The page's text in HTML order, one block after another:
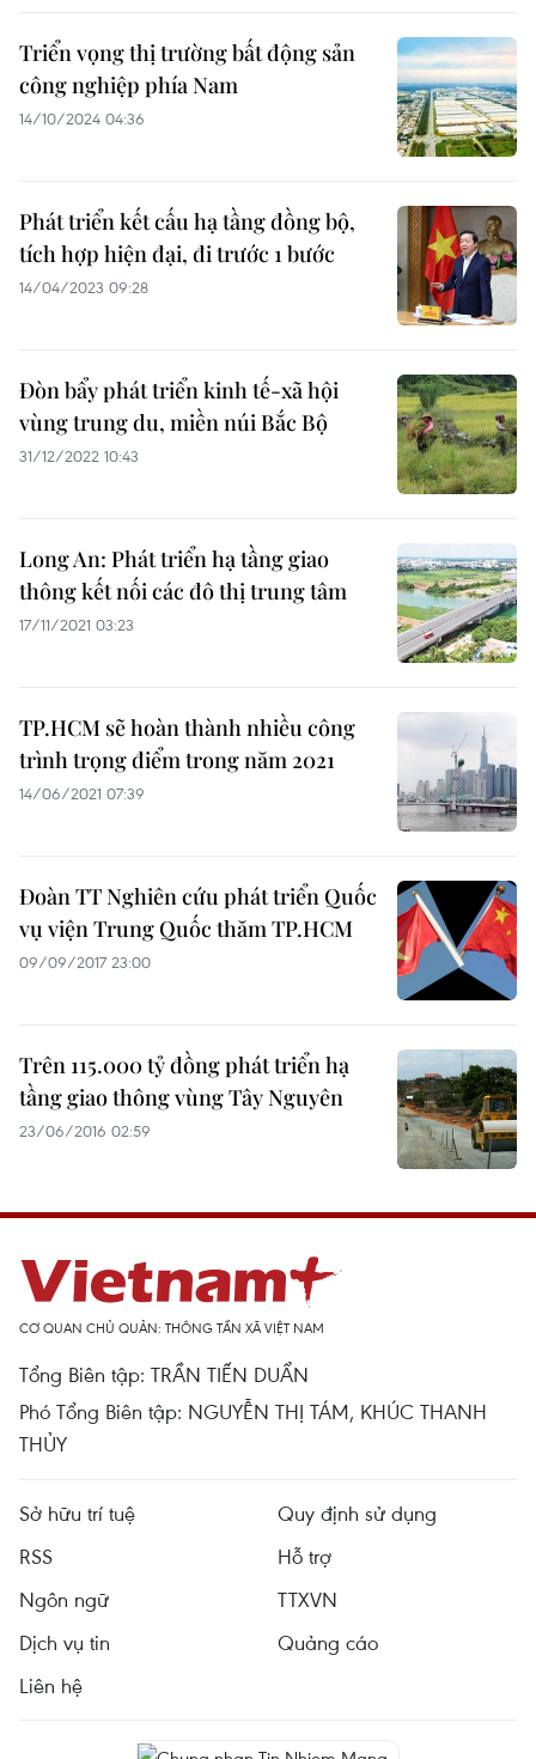
Triển vọng thị trường bất động sản
công nghiệp phía Nam
14/10/2024 04:36
Phát triển kết cấu hạ tầng đồng bộ,
tích hợp hiện đại, đi trước 1 bước
14/04/2023 09:28
Đòn bẩy phát triển kinh tế-xã hội
vùng trung du, miền núi Bắc Bộ
31/12/2022 10:43
Long An: Phát triển hạ tầng giao
thông kết nối các đô thị trung tâm
17/11/2021 03:23
TP.HCM sẽ hoàn thành nhiều công
trình trọng điểm trong năm 2021
14/06/2021 07:39
Đoàn TT Nghiên cứu phát triển Quốc
vụ viện Trung Quốc thăm TP.HCM
09/09/2017 23:00
Trên 115.000 tỷ đồng phát triển hạ
tầng giao thông vùng Tây Nguyên
23/06/2016 02:59
CƠ QUAN CHỦ QUẢN: THÔNG TẤN XÃ VIỆT NAM
Tổng Biên tập: TRẦN TIẾN DUẨN
Phó Tổng Biên tập: NGUYỄN THỊ TÁM, KHÚC THANH
THỦY
Sở hữu trí tuệ
Quy định sử dụng
RSS
Hỗ trợ
Ngôn ngữ
TTXVN
Dịch vụ tin
Quảng cáo
Liên hệ